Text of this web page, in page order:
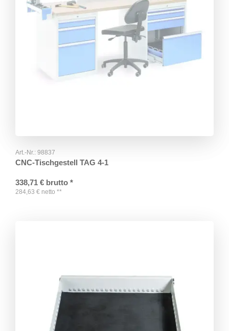
Art.-Nr.: 98837
CNC-Tischgestell TAG 4-1
338,71 € brutto *
284,63 € netto **